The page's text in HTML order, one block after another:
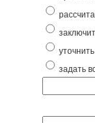
задать